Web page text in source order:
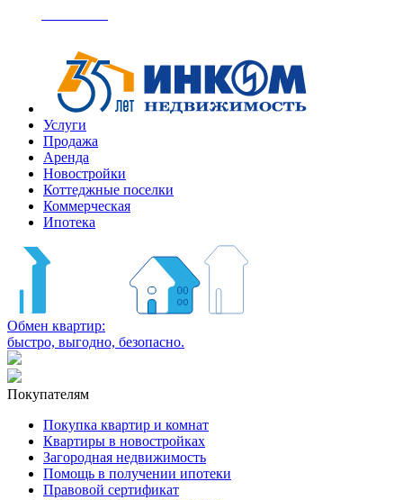
Услуги
Продажа
Аренда
Новостройки
Коттеджные поселки
Коммерческая
Ипотека
Обмен квартир:
быстро, выгодно, безопасно.
Покупателям
Покупка квартир и комнат
Квартиры в новостройках
Загородная недвижимость
Помощь в получении ипотеки
Правовой сертификат